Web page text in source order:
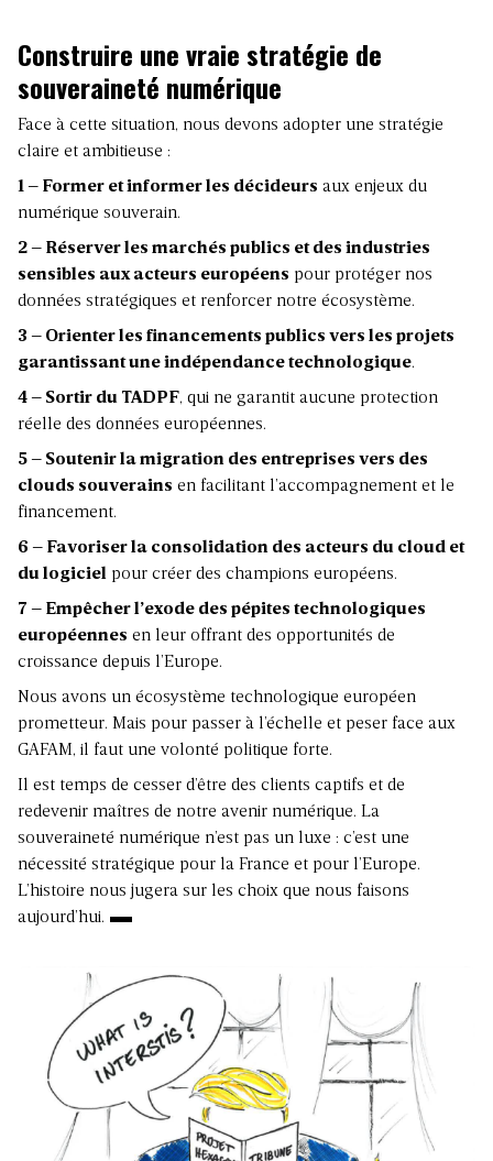
Construire une vraie stratégie de
souveraineté numérique
Face à cette situation, nous devons adopter une stratégie
claire et ambitieuse :
1 – Former et informer les décideurs aux enjeux du
numérique souverain.
2 – Réserver les marchés publics et des industries
sensibles aux acteurs européens pour protéger nos
données stratégiques et renforcer notre écosystème.
3 – Orienter les financements publics vers les projets
garantissant une indépendance technologique.
4 – Sortir du TADPF, qui ne garantit aucune protection
réelle des données européennes.
5 – Soutenir la migration des entreprises vers des
clouds souverains en facilitant l’accompagnement et le
financement.
6 – Favoriser la consolidation des acteurs du cloud et
du logiciel pour créer des champions européens.
7 – Empêcher l’exode des pépites technologiques
européennes en leur offrant des opportunités de
croissance depuis l’Europe.
Nous avons un écosystème technologique européen
prometteur. Mais pour passer à l’échelle et peser face aux
GAFAM, il faut une volonté politique forte.
Il est temps de cesser d’être des clients captifs et de
redevenir maîtres de notre avenir numérique. La
souveraineté numérique n’est pas un luxe : c’est une
nécessité stratégique pour la France et pour l’Europe.
L’histoire nous jugera sur les choix que nous faisons
aujourd’hui.